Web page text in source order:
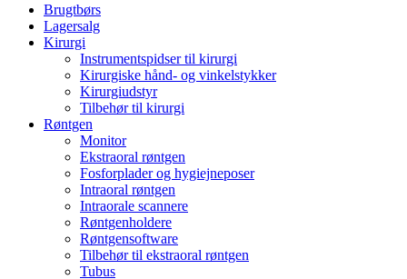
Brugtbørs
Lagersalg
Kirurgi
Instrumentspidser til kirurgi
Kirurgiske hånd- og vinkelstykker
Kirurgiudstyr
Tilbehør til kirurgi
Røntgen
Monitor
Ekstraoral røntgen
Fosforplader og hygiejneposer
Intraoral røntgen
Intraorale scannere
Røntgenholdere
Røntgensoftware
Tilbehør til ekstraoral røntgen
Tubus